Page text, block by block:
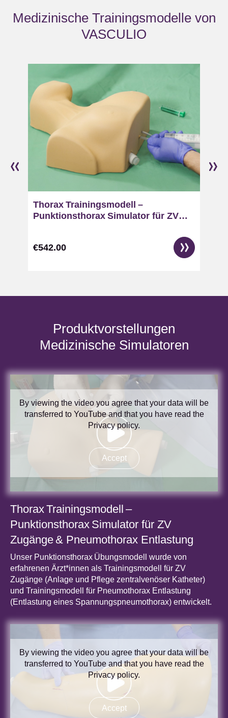
Medizinische Trainingsmodelle von
VASCULIO
Skip product gallery
Thorax Trainingsmodell –
Punktionsthorax Simulator für ZV
€542.00
Produktvorstellungen
Medizinische Simulatoren
By viewing the video you agree that your data will be
transferred to YouTube and that you have read the
Privacy policy.
Accept
Thorax Trainingsmodell –
Punktionsthorax Simulator für ZV
Zugänge & Pneumothorax Entlastung
Unser Punktionsthorax Übungsmodell wurde von
erfahrenen Ärzt*innen als Trainingsmodell für ZV
Zugänge (Anlage und Pflege zentralvenöser Katheter)
und Trainingsmodell für Pneumothorax Entlastung
(Entlastung eines Spannungspneumothorax) entwickelt.
By viewing the video you agree that your data will be
transferred to YouTube and that you have read the
Privacy policy.
Accept